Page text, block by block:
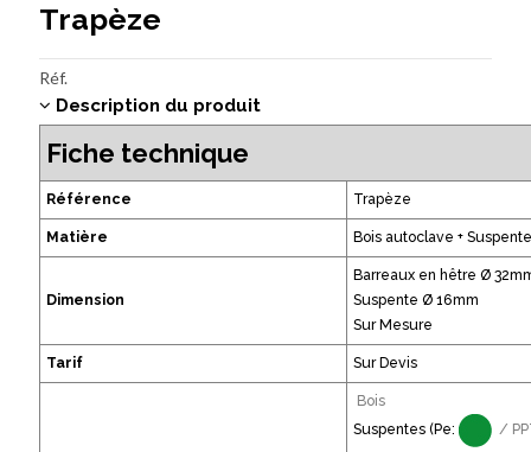
Trapèze
Réf.
Description du produit
Fiche technique
Référence Trapèze
Matière Bois autoclave +
Dimension
Barreaux en hêtre Ø
Suspente Ø 16mm
Sur Mesure
Tarif Sur Devis
Bois
Suspentes (Pe:
/